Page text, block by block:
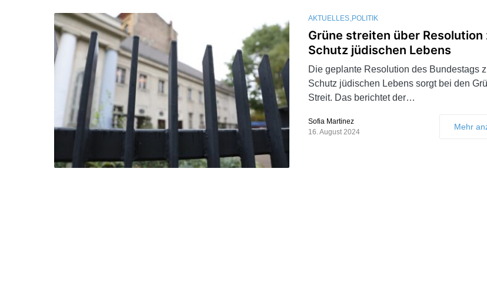
AKTUELLES POLITIK
Grüne streiten über Resolution
Schutz jüdischen Lebens
Die geplante Resolution des Bundestags
Schutz jüdischen Lebens sorgt bei den
Streit. Das berichtet der…
Sofia Martinez
16. August 2024
Mehr